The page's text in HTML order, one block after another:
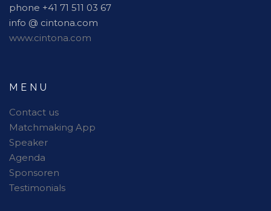
phone +41 71 511 03 67
info @ cintona.com
www.cintona.com
MENU
Contact us
Matchmaking App
Speaker
Agenda
Sponsoren
Testimonials